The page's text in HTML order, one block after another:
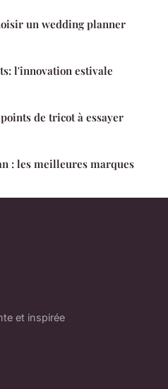
un wedding planner
l'innovation estivale
de tricot à essayer
: les meilleures marques
et inspirée